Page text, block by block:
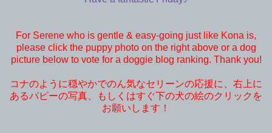
For Serene who is gentle & easy-going just like Kona is,
please click the puppy photo on the right above or a dog
picture below to vote for a doggie blog ranking. Thank you!
コナのように穏やかでのん気なセリーンの応援に、右上に
あるパピーの写真、もしくはすぐ下の犬の絵のクリックを
お願いします！